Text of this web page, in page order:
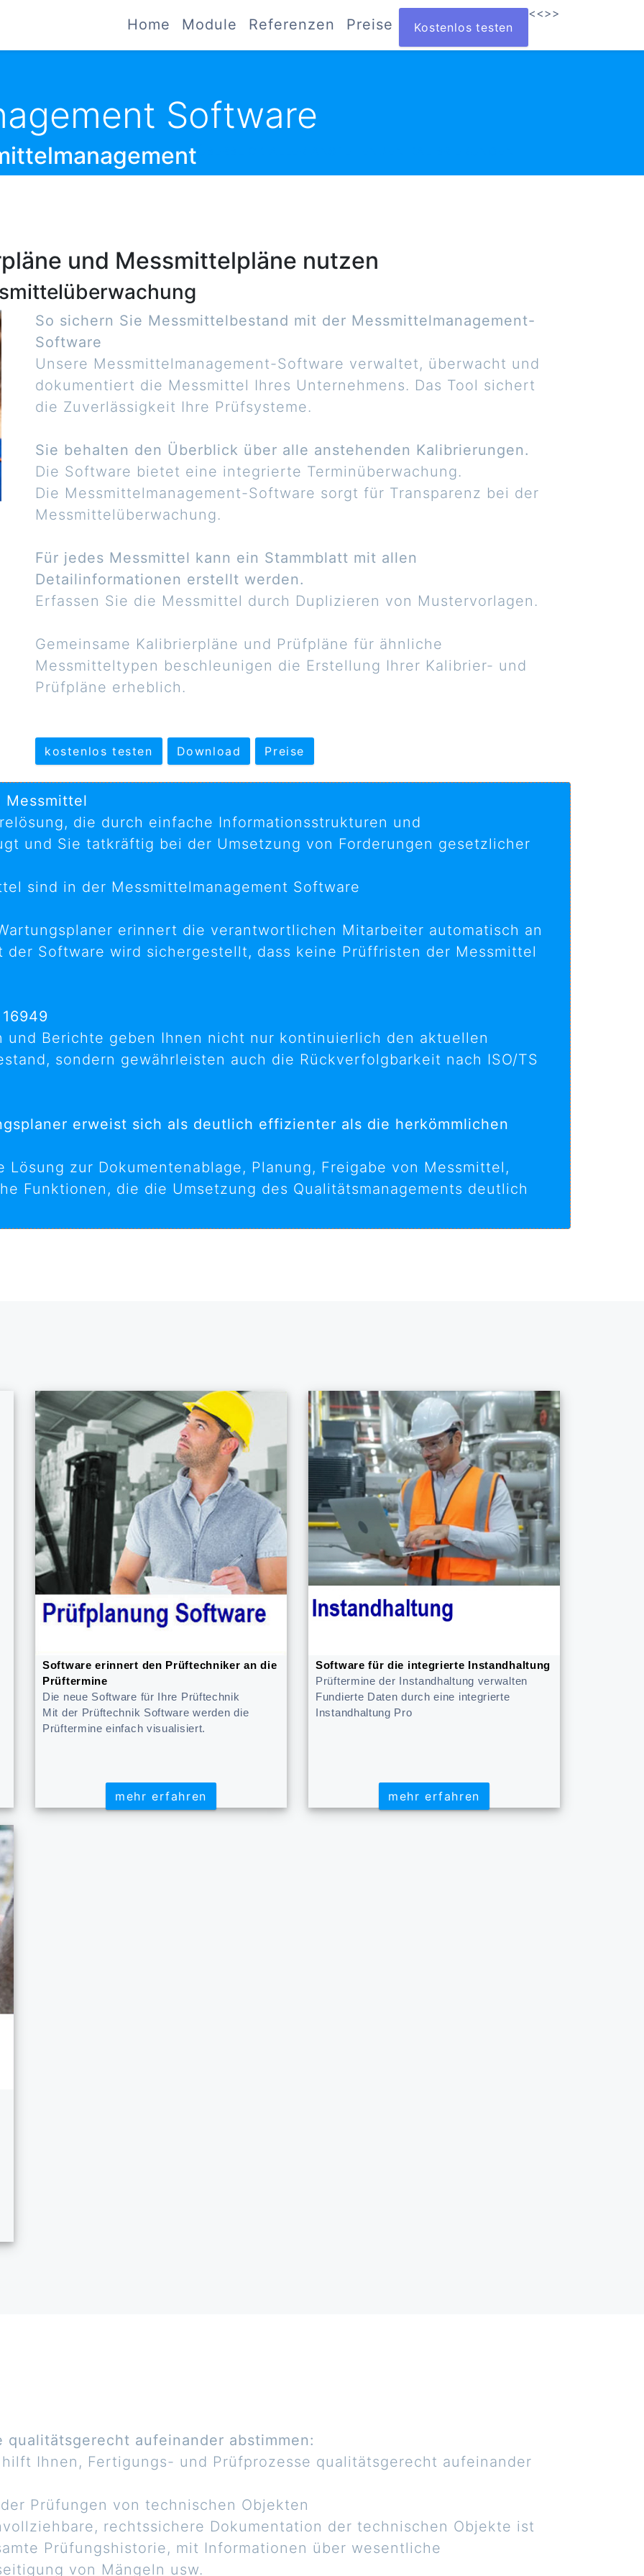
Home Module Referenzen Preise Kostenlos testen
<<>>
Software
und Messmittelpläne nutzen
So sichern Sie Messmittelbestand mit der Messmittelmanagement-
Software
Unsere Messmittelmanagement-Software verwaltet, überwacht und
dokumentiert die Messmittel Ihres Unternehmens. Das Tool sichert
die Zuverlässigkeit Ihre Prüfsysteme.
Sie behalten den Überblick über alle anstehenden Kalibrierungen.
Die Software bietet eine integrierte Terminüberwachung.
Die Messmittelmanagement-Software sorgt für Transparenz bei der
Messmittelüberwachung.
Für jedes Messmittel kann ein Stammblatt mit allen
Detailinformationen erstellt werden.
Erfassen Sie die Messmittel durch Duplizieren von Mustervorlagen.
Gemeinsame Kalibrierpläne und Prüfpläne für ähnliche
Messmitteltypen beschleunigen die Erstellung Ihrer Kalibrier- und
Prüfpläne erheblich.
kostenlos testen Download Preise
die durch einfache Informationsstrukturen und
und Sie tatkräftig bei der Umsetzung von Forderungen gesetzlicher
sind in der Messmittelmanagement Software
erinnert die verantwortlichen Mitarbeiter automatisch an
der Software wird sichergestellt, dass keine Prüffristen der Messmittel
und Berichte geben Ihnen nicht nur kontinuierlich den aktuellen
sondern gewährleisten auch die Rückverfolgbarkeit nach ISO/TS
erweist sich als deutlich effizienter als die herkömmlichen
zur Dokumentenablage, Planung, Freigabe von Messmittel,
Funktionen, die die Umsetzung des Qualitätsmanagements deutlich
Software erinnert den Prüftechniker an die
Prüftermine
Die neue Software für Ihre Prüftechnik
Mit der Prüftechnik Software werden die
Prüftermine einfach visualisiert.
mehr erfahren
mehr erfahren
Software für die integrierte Instandhaltung
Prüftermine der Instandhaltung verwalten
Fundierte Daten durch eine integrierte
Instandhaltung Pro
mehr erfahren
mehr erfahren
qualitätsgerecht aufeinander abstimmen:
Ihnen, Fertigungs- und Prüfprozesse qualitätsgerecht aufeinander
Prüfungen von technischen Objekten
rechtssichere Dokumentation der technischen Objekte ist
Prüfungshistorie, mit Informationen über wesentliche
von Mängeln usw.